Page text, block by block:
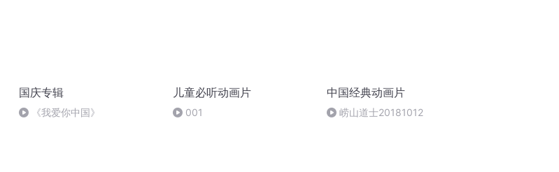
国庆专辑
《我爱你中国》
儿童必听动画片
001
中国经典动画片
崂山道士20181012